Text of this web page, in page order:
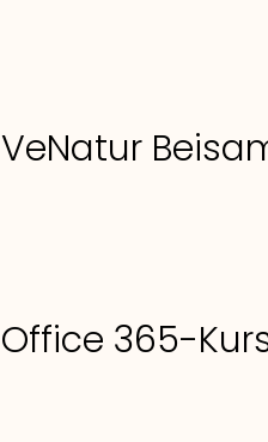
VeNatur
Office 365-